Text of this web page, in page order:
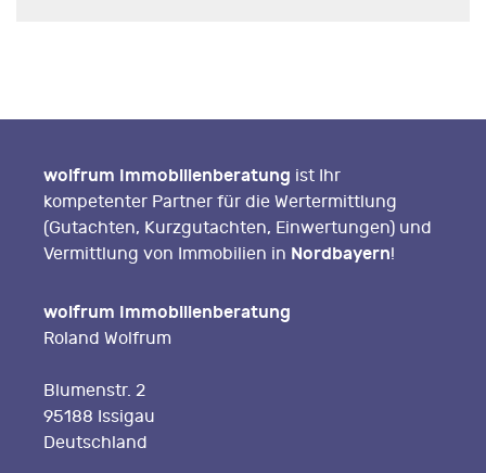
wolfrum Immobilienberatung ist Ihr
kompetenter Partner für die Wertermittlung
(Gutachten, Kurzgutachten, Einwertungen) und
Vermittlung von Immobilien in Nordbayern!
wolfrum Immobilienberatung
Roland Wolfrum
Blumenstr. 2
95188 Issigau
Deutschland